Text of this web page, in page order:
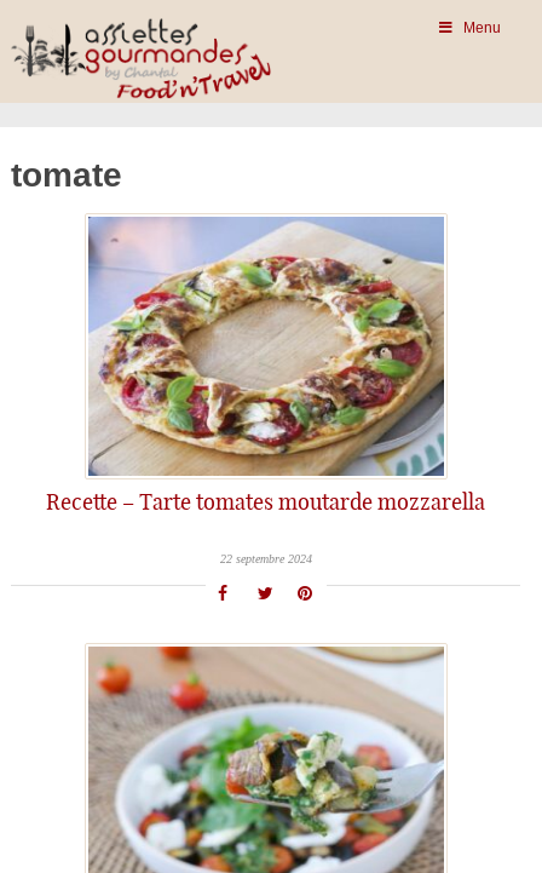
Menu
tomate
Recette – Tarte tomates moutarde mozzarella
22 septembre 2024